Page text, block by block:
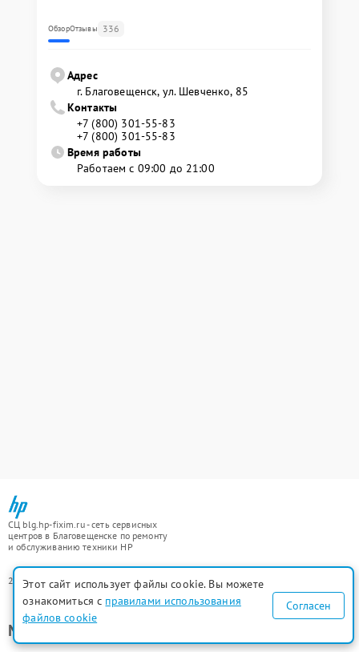
ОбзорОтзывы 336
Адрес
г. Благовещенск, ул. Шевченко, 85
Контакты
+7 (800) 301-55-83
+7 (800) 301-55-83
Время работы
Работаем с 09:00 до 21:00
СЦ blg.hp-fixim.ru - сеть сервисных
центров в Благовещенске по ремонту
и обслуживанию техники HP
2021-2026 © СЦ blg.hp-fixim.ru
Мы ремонтируем
Этот сайт использует файлы cookie. Вы можете
ознакомиться с правилами использования
файлов cookie
Согласен